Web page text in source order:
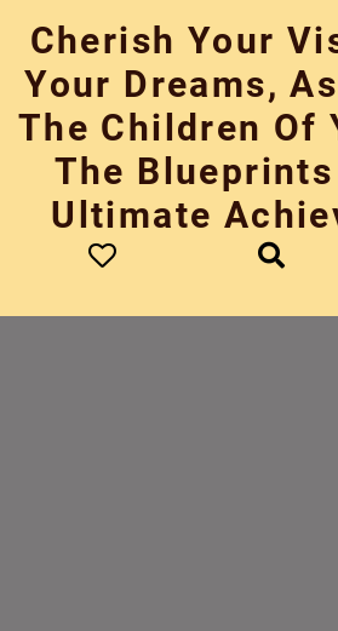
content
Cherish Your
Your Dreams,
The Children Of
The
Ultimate